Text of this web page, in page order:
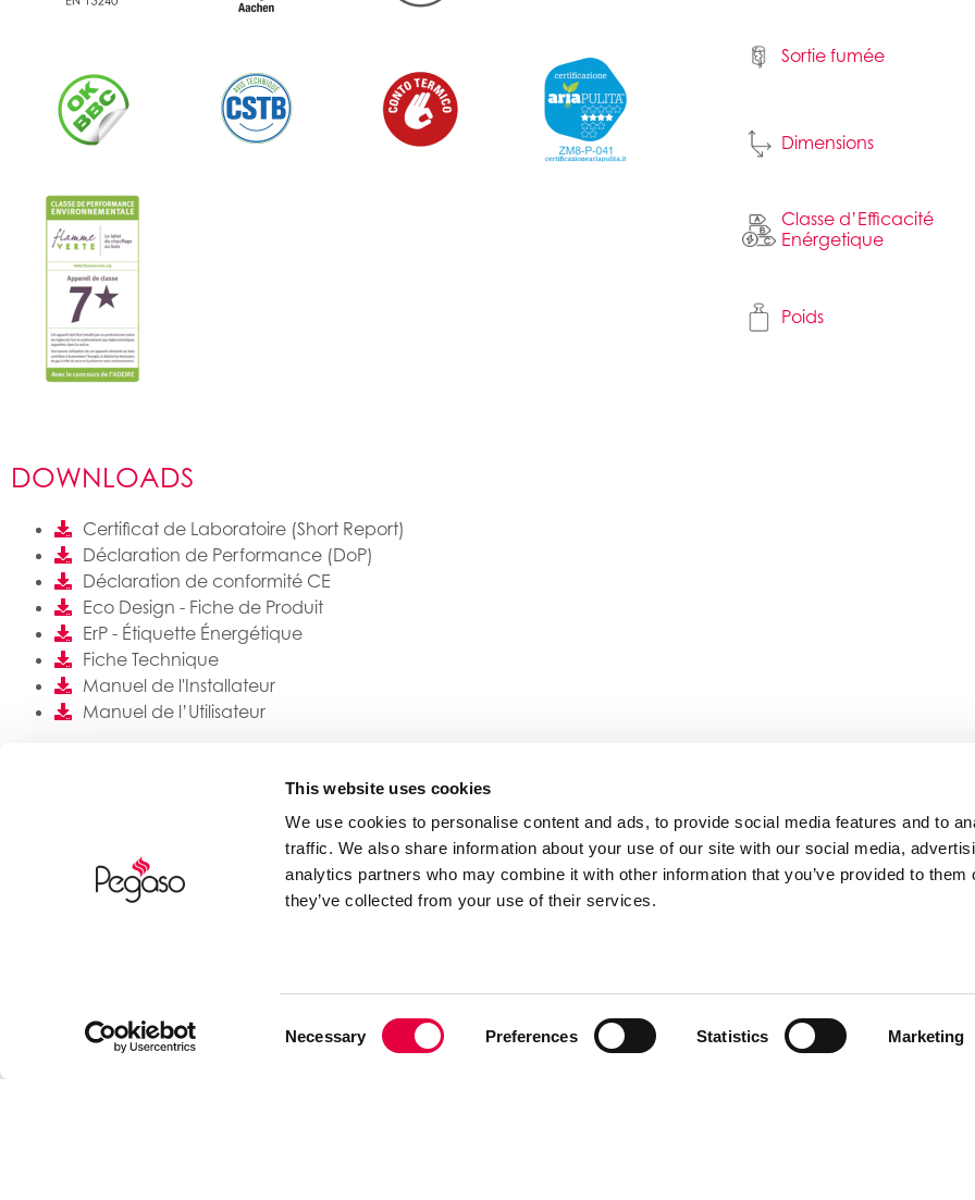
This website uses cookies
We use cookies to personalise content and ads, to provide social media features and to
traffic. We also share information about your use of our site with our social media,
analytics partners who may combine it with other information that you’ve provided to them
they’ve collected from your use of their services.
Selection
Necessary Preferences Statistics Marketing
DOWNLOADS
Certificat de Laboratoire (Short Report)
Déclaration de Performance (DoP)
Déclaration de conformité CE
Eco Design - Fiche de Produit
ErP - Étiquette Énergétique
Fiche Technique
Manuel de l'Installateur
Manuel de l’Utilisateur
Sortie fumée
Dimensions
Classe d’Efficacité
Enérgetique
Poids
et les documents techniques